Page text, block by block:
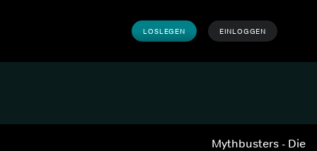
LOSLEGEN EINLOGGEN
Mythbusters - Die